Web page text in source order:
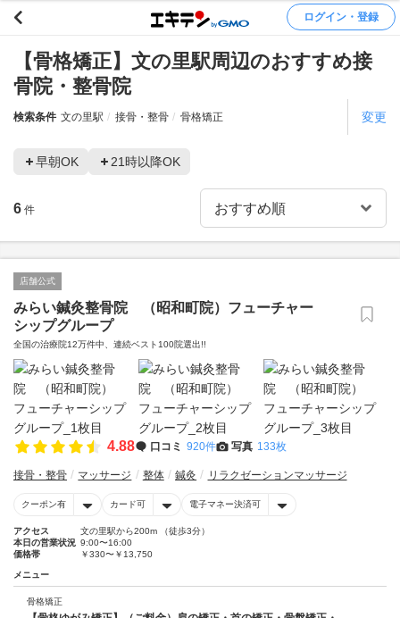
ログイン・登録
【骨格矯正】文の里駅周辺のおすすめ接
骨院・整骨院
検索条件 文の里駅 接骨・整骨 骨格矯正 変更
早朝OK 21時以降OK
6 件
店舗公式
みらい鍼灸整骨院 （昭和町院）フューチャー
シップグループ
全国の治療院12万件中、連続ベスト100院選出!!
4.88 口コミ 920件 写真 133枚
接骨・整骨 マッサージ 整体 鍼灸 リラクゼーションマッサージ
クーポン有 カード可 電子マネー決済可
アクセス
文の里駅から200m （徒歩3分）
本日の営業状況 9:00〜16:00
価格帯
￥330〜￥13,750
メニュー
骨格矯正